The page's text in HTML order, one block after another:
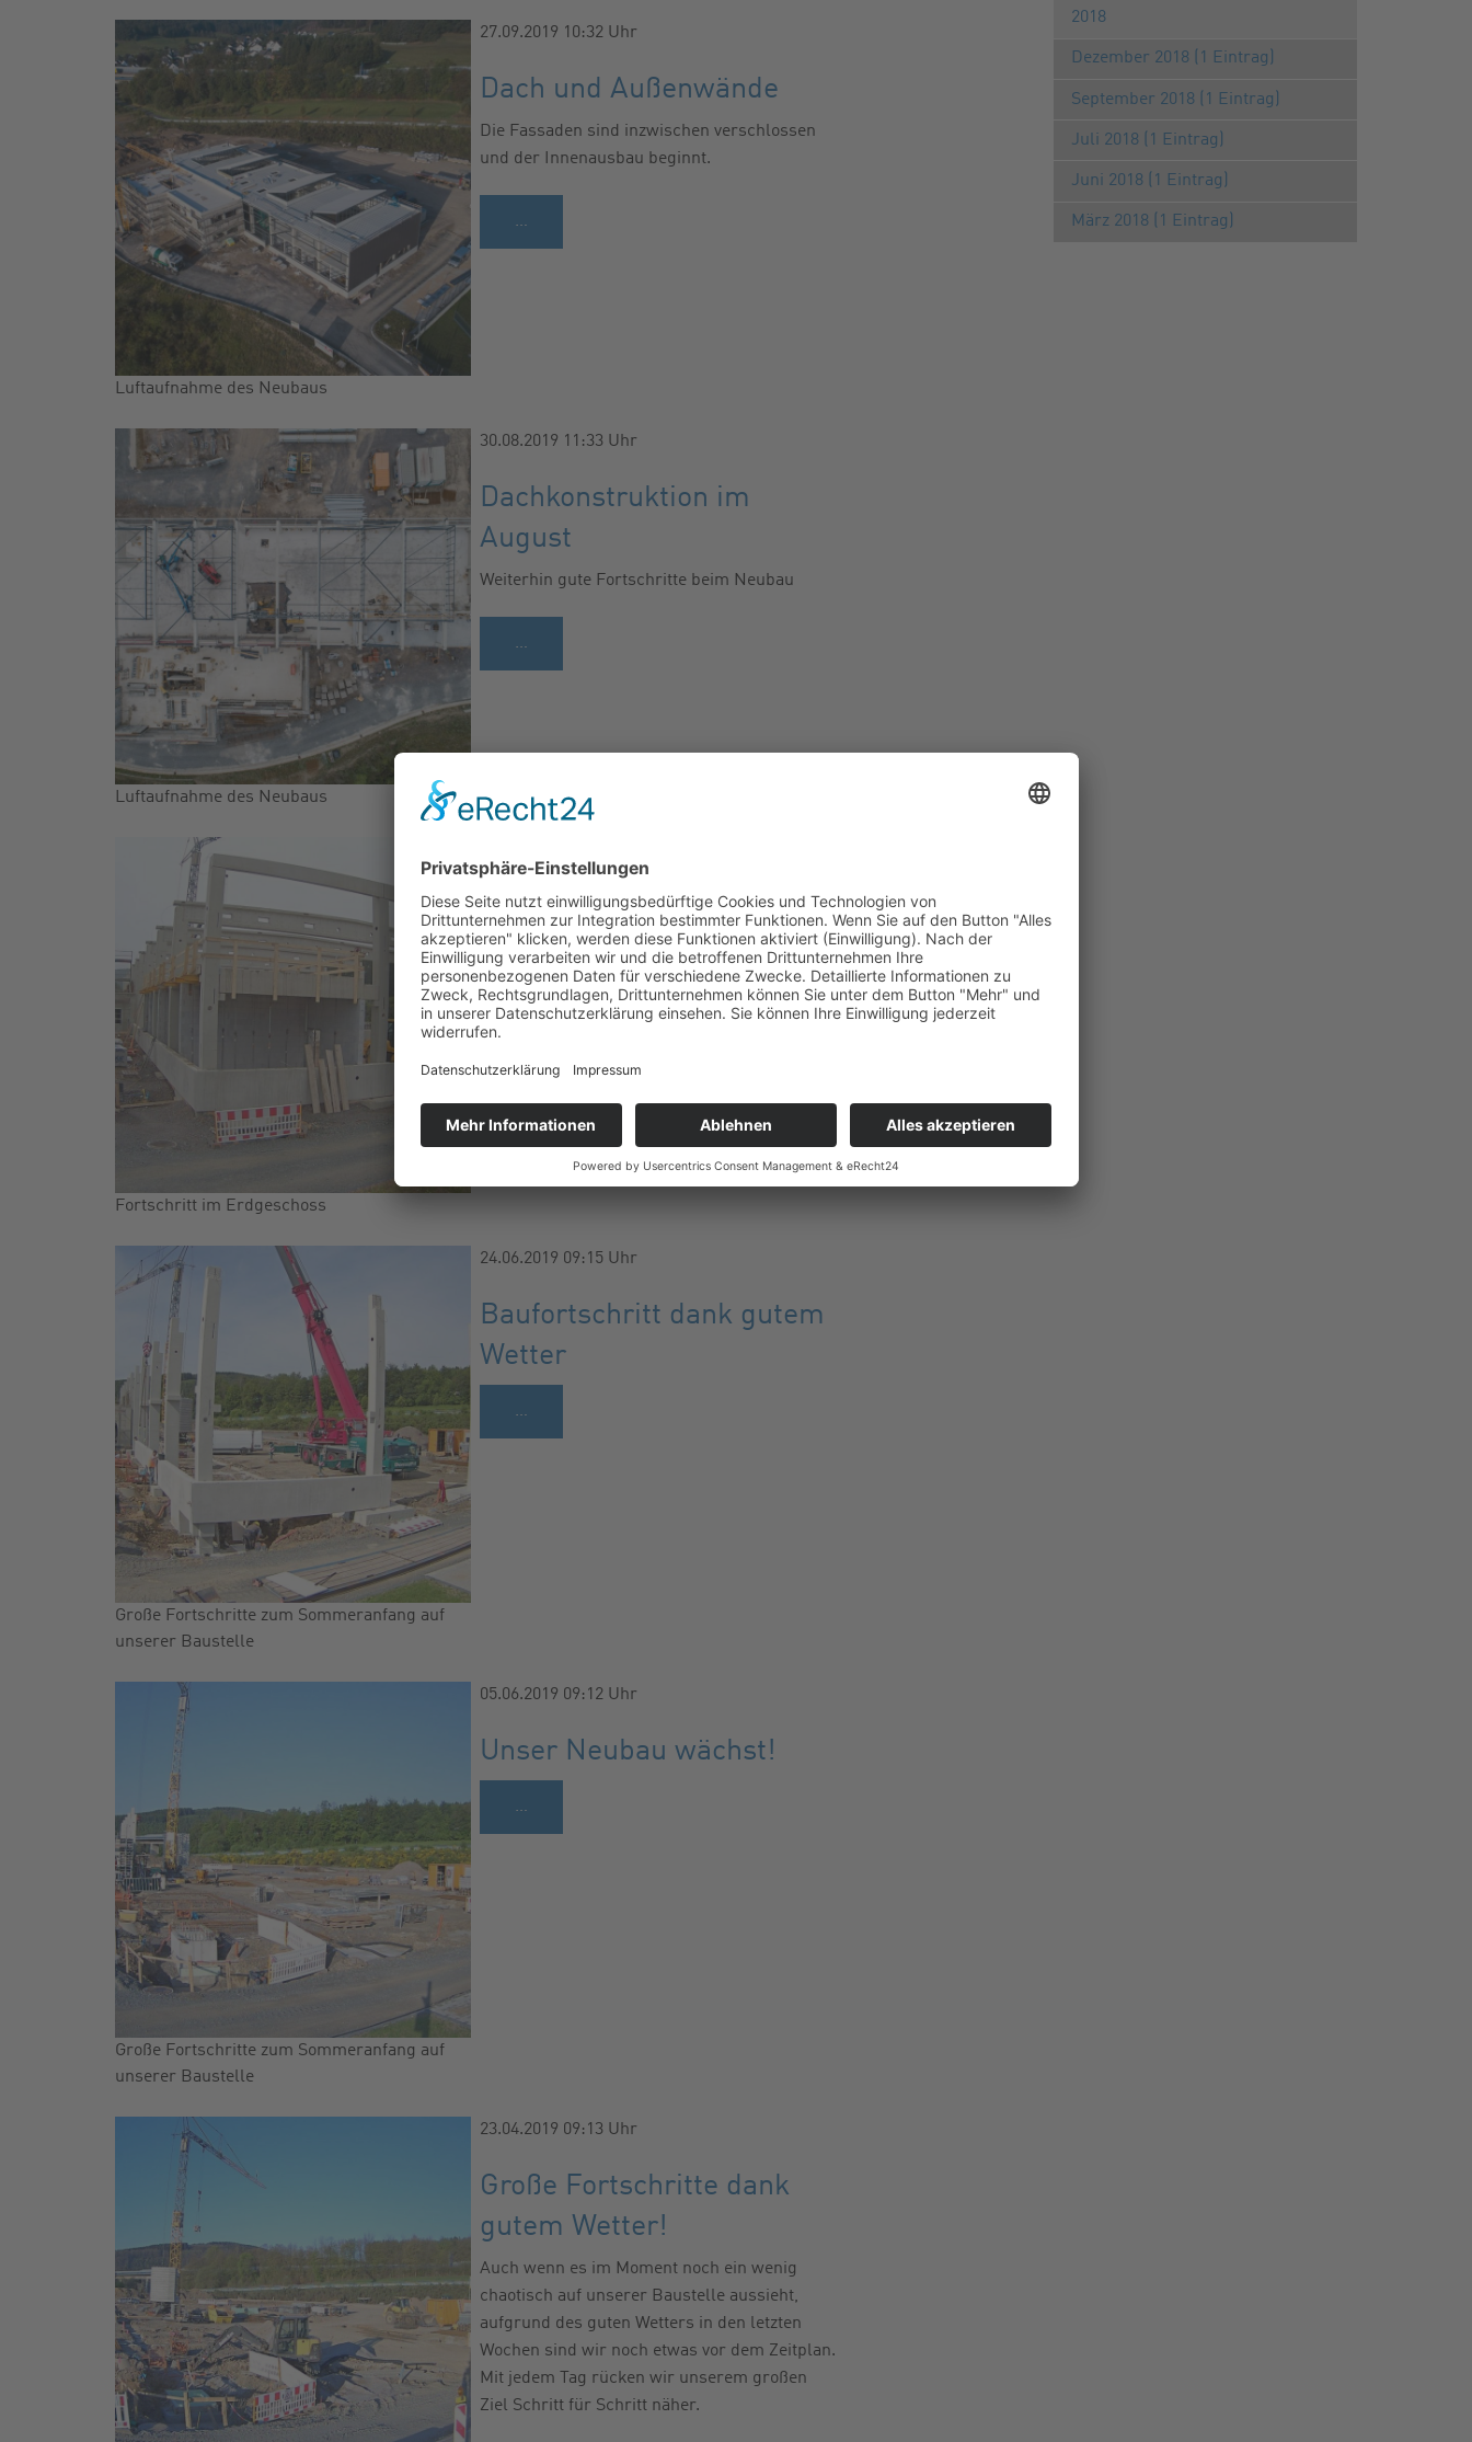
Luftaufnahme des Neubaus
27.09.2019 10:32 Uhr
Dach und Außenwände
Die Fassaden sind inzwischen verschlossen
und der Innenausbau beginnt.
…
Luftaufnahme des Neubaus
30.08.2019 11:33 Uhr
Dachkonstruktion im
August
Weiterhin gute Fortschritte beim Neubau
…
Fortschritt im Erdgeschoss
Es geht voran …
…
Große Fortschritte zum Sommeranfang auf
unserer Baustelle
24.06.2019 09:15 Uhr
Baufortschritt dank gutem
Wetter
…
Große Fortschritte zum Sommeranfang auf
unserer Baustelle
05.06.2019 09:12 Uhr
Unser Neubau wächst!
…
23.04.2019 09:13 Uhr
Große Fortschritte dank
gutem Wetter!
Auch wenn es im Moment noch ein wenig
chaotisch auf unserer Baustelle aussieht,
aufgrund des guten Wetters in den letzten
Wochen sind wir noch etwas vor dem Zeitplan.
Mit jedem Tag rücken wir unserem großen
Ziel Schritt für Schritt näher.
2018
Dezember 2018 (1 Eintrag)
September 2018 (1 Eintrag)
Juli 2018 (1 Eintrag)
Juni 2018 (1 Eintrag)
März 2018 (1 Eintrag)